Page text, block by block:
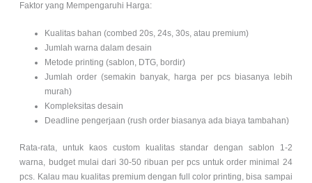
Faktor yang Mempengaruhi Harga:
Kualitas bahan (combed 20s, 24s, 30s, atau premium)
Jumlah warna dalam desain
Metode printing (sablon, DTG, bordir)
Jumlah order (semakin banyak, harga per pcs biasanya lebih
murah)
Kompleksitas desain
Deadline pengerjaan (rush order biasanya ada biaya tambahan)
Rata-rata, untuk kaos custom kualitas standar dengan sablon 1-2
warna, budget mulai dari 30-50 ribuan per pcs untuk order minimal 24
pcs. Kalau mau kualitas premium dengan full color printing, bisa sampai